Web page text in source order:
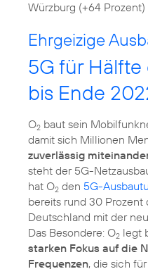
Ehrgeizige
5G für
bis Ende
O2 baut sein
damit sich Millionen
zuverlässig
steht der 5G-
hat O2 den 5G-
bereits rund 30 Prozent
Deutschland mit der
Das Besondere: O2 legt
starken Fokus auf die
Frequenzen, die sich